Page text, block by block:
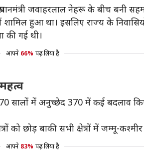
जवाहरलाल नेहरू के बीच बनी
हुआ था। इसलिए राज्य के
की गई थी।
आपने 66% पढ़ लिया है
में अनुच्छेद 370 में कई बदलाव
छोड़ बाकी सभी क्षेत्रों में जम्मू-
आपने 83% पढ़ लिया है